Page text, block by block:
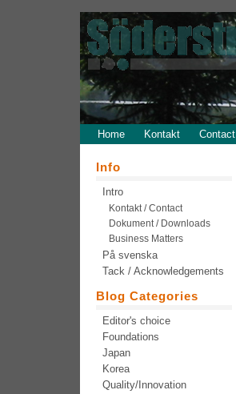
Home Kontakt Contact
Info
Intro
Kontakt / Contact
Dokument / Downloads
Business Matters
På svenska
Tack / Acknowledgements
Blog Categories
Editor's choice
Foundations
Japan
Korea
Quality/Innovation